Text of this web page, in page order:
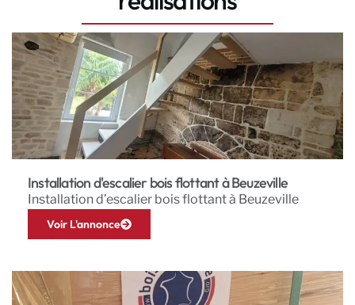
Installation d'escalier bois flottant à Beuzeville
Installation d’escalier bois flottant à Beuzeville
Voir L'annonce